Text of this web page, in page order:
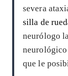
severa
silla de
neurólogo
que le